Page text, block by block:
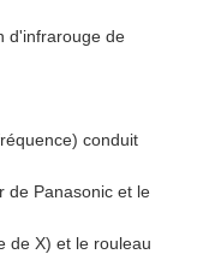
d'infrarouge de
conduit
de Panasonic et le
de X) et le rouleau